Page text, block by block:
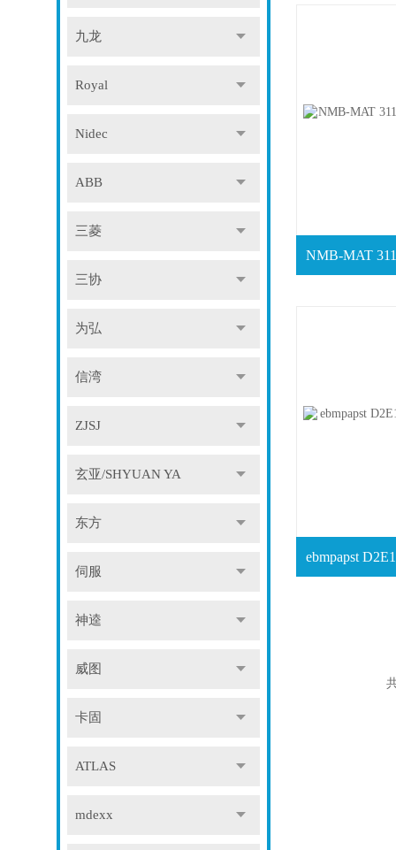
九龙
Royal
Nidec
ABB
三菱
三协
为弘
信湾
ZJSJ
玄亚/SHYUAN YA
东方
伺服
神逵
威图
卡固
ATLAS
mdexx